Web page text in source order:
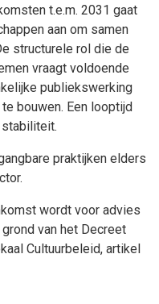
t.e.m. 2031 gaat
aan om samen
structurele rol die de
vraagt voldoende
publiekswerking
bouwen. Een looptijd
praktijken elders
wordt voor advies
van het Decreet
Cultuurbeleid, artikel